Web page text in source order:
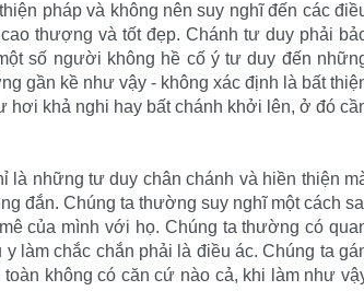
pháp và không nên suy nghĩ đến các
thượng và tốt đẹp. Chánh tư duy phải
số người không hề cố ý tư duy đến
gần kề như vậy - không xác định là bất
khả nghi hay bất chánh khởi lên, ở đó
là những tư duy chân chánh và hiền thiện
đắn. Chúng ta thường suy nghĩ một cách
của mình với họ. Chúng ta thường có
làm chắc chắn phải là điều ác. Chúng ta
không có căn cứ nào cả, khi làm như